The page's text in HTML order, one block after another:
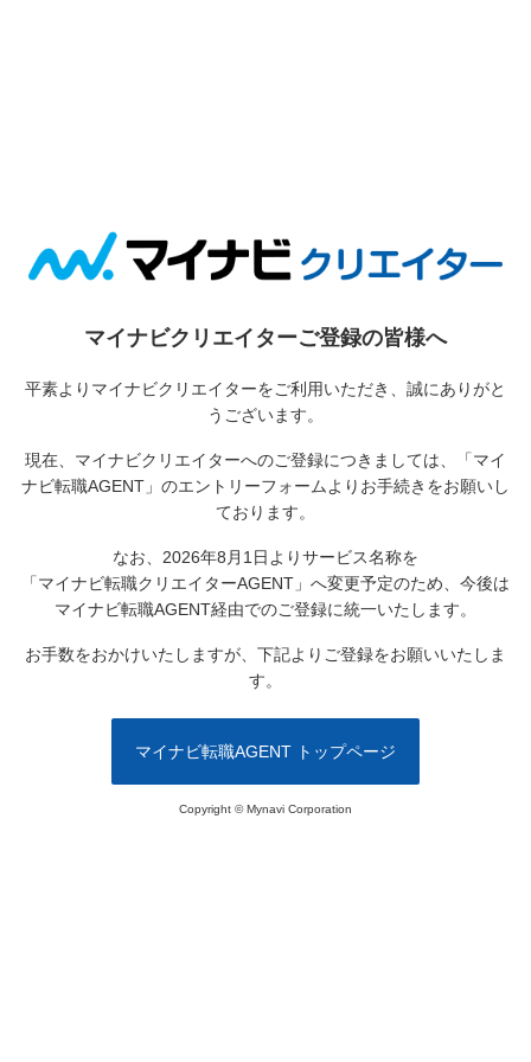
マイナビクリエイターご登録の皆様へ
平素よりマイナビクリエイターをご利用いただき、誠にありがと
うございます。
現在、マイナビクリエイターへのご登録につきましては、
「マイ
ナビ転職AGENT」のエントリーフォームよりお手続きをお願いし
ております。
なお、2026年8月1日よりサービス名称を
「マイナビ転職クリエイターAGENT」へ変更予定のため、 今後は
マイナビ転職AGENT経由でのご登録に統一いたします。
お手数をおかけいたしますが、下記よりご登録をお願いいたしま
す。
マイナビ転職AGENT トップページ
Copyright © Mynavi Corporation